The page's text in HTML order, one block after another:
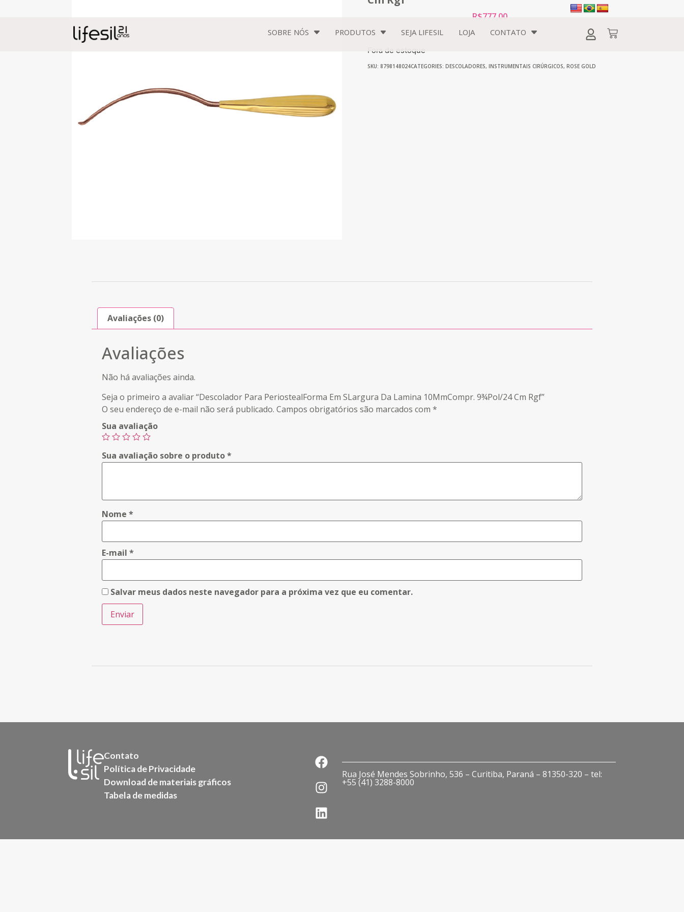
SOBRE NÓS PRODUTOS SEJA LIFESIL LOJA CONTATO
R$777,00
Fora de estoque
SKU: 8798148024CATEGORIES: DESCOLADORES, INSTRUMENTAIS CIRÚRGICOS, ROSE GOLD
Avaliações (0)
Avaliações
Não há avaliações ainda.
Seja o primeiro a avaliar “Descolador Para PeriostealForma Em SLargura Da Lamina 10MmCompr. 9¾Pol/24 Cm Rgf”
O seu endereço de e-mail não será publicado. Campos obrigatórios são marcados com *
Sua avaliação
Sua avaliação sobre o produto*
Nome *
E-mail *
Salvar meus dados neste navegador para a próxima vez que eu comentar.
Contato
Política de Privacidade
Download de materiais gráficos
Tabela de medidas
Rua José Mendes Sobrinho, 536 – Curitiba, Paraná – 81350-320 – tel:
+55 (41) 3288-8000